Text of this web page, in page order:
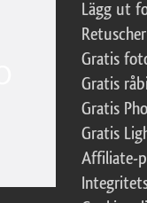
Lägg ut
Gratis
Gratis
Gratis
Gratis
Affiliate-